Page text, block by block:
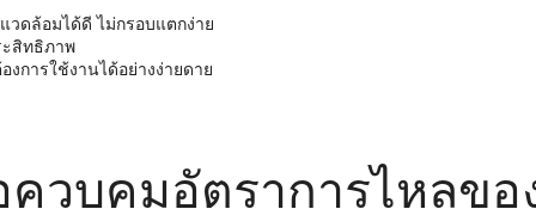
ดล้อมได้ดี ไม่กรอบแตกง่าย
ะสิทธิภาพ
การใช้งานได้อย่างง่ายดาย
วบคุมอัตราการไหลขอ